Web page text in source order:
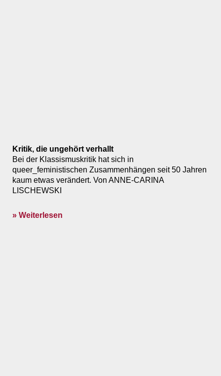
Kritik, die ungehört verhallt
Bei der Klassismuskritik hat sich in
queer_feministischen Zusammenhängen seit 50 Jahren
kaum etwas verändert. Von ANNE-CARINA
LISCHEWSKI
» Weiterlesen